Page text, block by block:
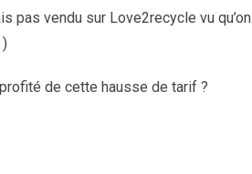
pas vendu sur Love2recycle vu qu’on
de cette hausse de tarif ?